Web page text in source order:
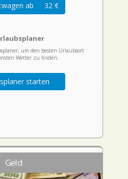
ab 32 €
um den besten Urlaubsort
Wetter zu finden.
starten
Geld